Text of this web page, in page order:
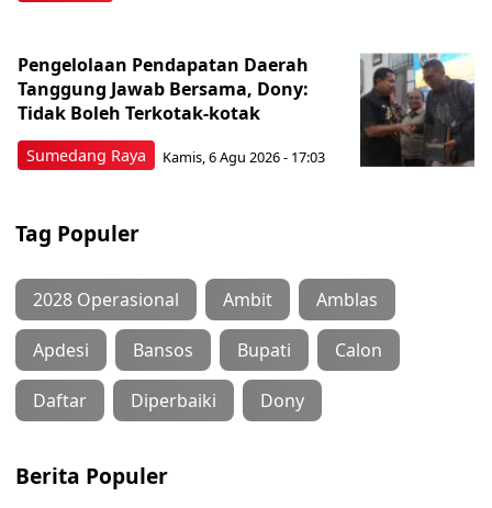
Sumedang Raya
Pengelolaan Pendapatan Daerah
Tanggung Jawab Bersama, Dony:
Tidak Boleh Terkotak-kotak
Kamis, 6 Agu 2026 - 17:03
Tag Populer
2028 Operasional Ambit Amblas
Apdesi Bansos Bupati Calon
Daftar Diperbaiki Dony
Berita Populer